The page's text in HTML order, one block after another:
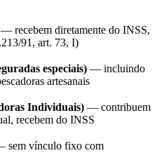
— recebem diretamente do INSS,
91, art. 73, I)
especiais) — incluindo
artesanais
Individuais) — contribuem
recebem do INSS
sem vínculo fixo com